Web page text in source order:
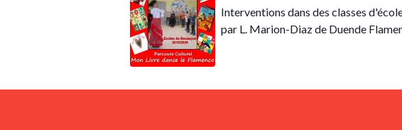
Interventions dans des classes
par L. Marion-Diaz de Duende